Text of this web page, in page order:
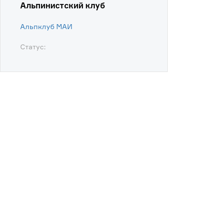
Альпинистский клуб
Альпклуб МАИ
Статус: